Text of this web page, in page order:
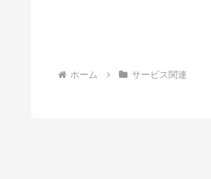
ホーム サービス関連